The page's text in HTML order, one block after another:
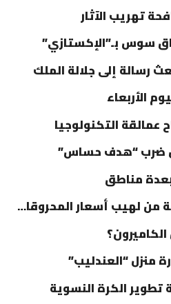
تهريب الآثار
سوس بـ”الإكستازي”
رسالة إلى جلالة الملك
الأربعاء
عمالقة التكنولوجيا
ضرب “هدف حساس”
لهيب أسعار المحروقات؟
منزل “العندليب”
الكرة النسوية